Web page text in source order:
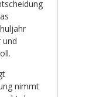
und
nimmt